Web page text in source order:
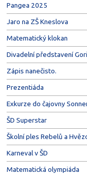
Pangea 2025
Jaro na ZŠ Kneslova
Matematický klokan
Divadelní představení
Zápis nanečisto.
Prezentiáda
Exkurze do čajovny
ŠD Superstar
Školní ples Rebelů a
Karneval v ŠD
Matematická olympiáda